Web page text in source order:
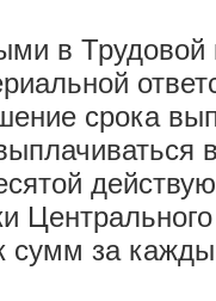
в Трудовой
срока
сумм за